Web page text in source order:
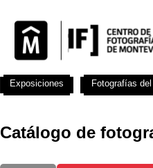
Catálogo de
Exposiciones Fotografías